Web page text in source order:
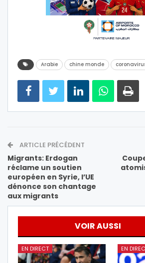
Arabie chine monde
ARTICLE PRÉCÉDENT
Migrants: Erdogan
réclame un soutien
européen en Syrie, l’UE
dénonce son chantage
aux migrants
VOIR AUSSI
EN DIRECT EN